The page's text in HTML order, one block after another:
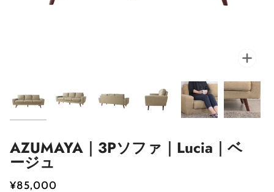
AZUMAYA｜3Pソファ｜Lucia｜ベ
ージュ
¥85,000